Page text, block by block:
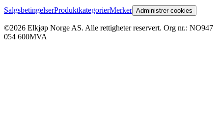
SalgsbetingelserProduktkategorierMerker Administrer cookies
©2026 Elkjøp Norge AS. Alle rettigheter reservert. Org nr.: NO947
054 600MVA